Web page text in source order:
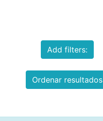
Add filters:
Ordenar resultados